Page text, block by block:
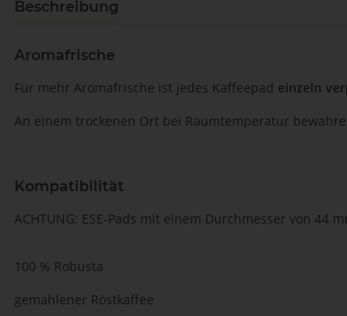
Beschreibung
Aromafrische
Für mehr Aromafrische ist jedes Kaffeepad einzeln
An einem trockenen Ort bei Raumtemperatur
Kompatibilität
ACHTUNG: ESE-Pads mit einem Durchmesser von
100 % Robusta
gemahlener Röstkaffee